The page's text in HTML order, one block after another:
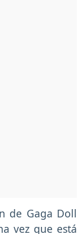
de Gaga Doll
vez que está